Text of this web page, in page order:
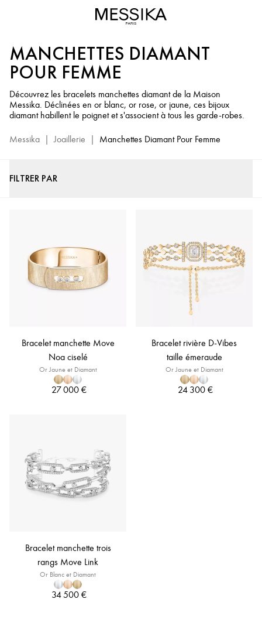
Femme
Bijoux
Luxe
Messika
MANCHETTES DIAMANT
POUR FEMME
Découvrez les bracelets manchettes diamant de la Maison
Messika. Déclinées en or blanc, or rose, or jaune, ces bijoux
diamant habillent le poignet et s'associent à tous les garde-robes.
Messika | Joaillerie | Manchettes Diamant Pour Femme
FILTRER PAR
Bracelet manchette Move
Noa ciselé
Or Jaune et Diamant
27 000 €
Bracelet rivière D-Vibes
taille émeraude
Or Jaune et Diamant
24 300 €
Bracelet manchette trois
rangs Move Link
Or Blanc et Diamant
34 500 €